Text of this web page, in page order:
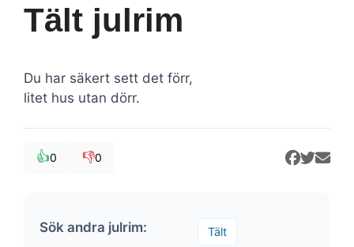
Tält julrim
Du har säkert sett det förr,
litet hus utan dörr.
👍0 👎0
Sök andra julrim: Tält